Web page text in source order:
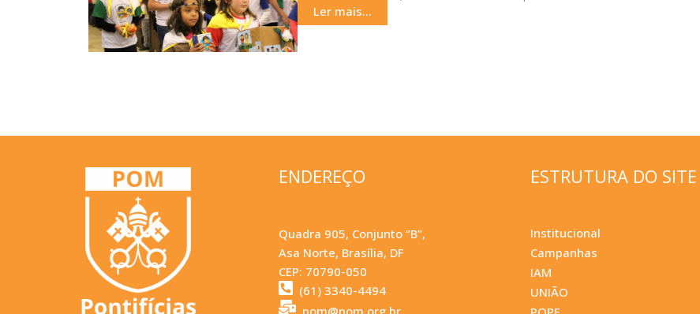
Ler mais...
ENDEREÇO
Quadra 905, Conjunto “B”,
Asa Norte, Brasília, DF
CEP: 70790-050
(61) 3340-4494
pom@pom.org.br
ESTRUTURA DO SITE
Institucional
Campanhas
IAM
UNIÃO